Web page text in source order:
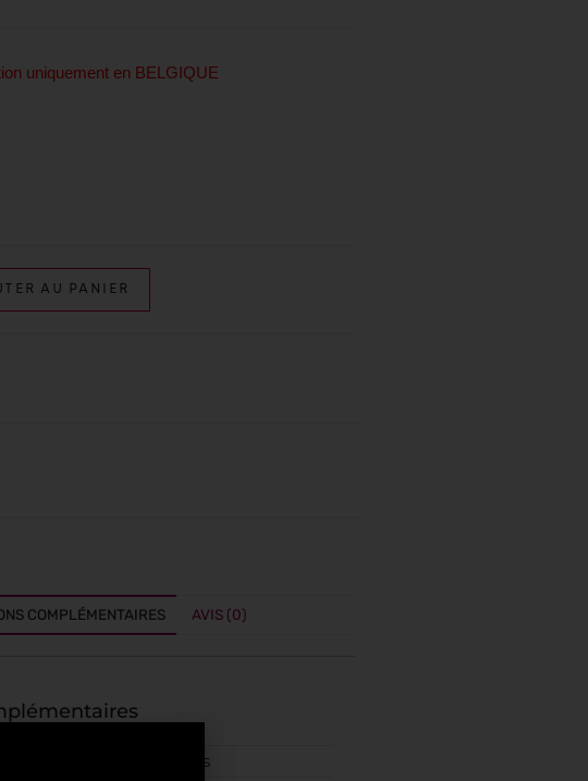
uniquement en BELGIQUE
AU PANIER
COMPLÉMENTAIRES AVIS (0)
Covivins